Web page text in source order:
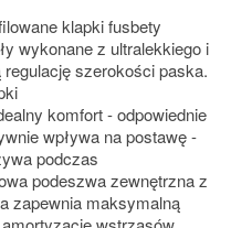
klapki fusbety
wykonane z ultralekkiego i
szerokości paska.
komfort - odpowiednie
wpływa na postawę -
podczas
podeszwa zewnętrzna z
zapewnia maksymalną